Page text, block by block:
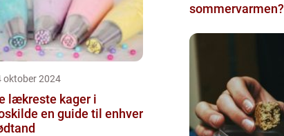
oktober 2024
lækreste kager i
en guide til enhver
sommervarmen?